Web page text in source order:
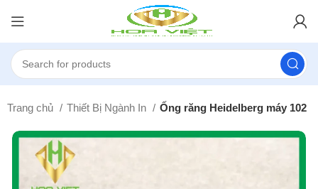
Trang chủ Thiết Bị Ngành In Ống răng Heidelberg máy 102